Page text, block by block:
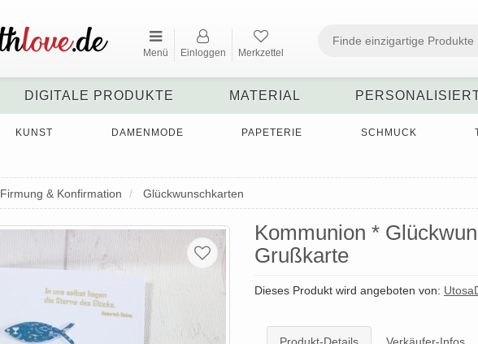
Menü Einloggen Merkzettel
DIGITALE PRODUKTE MATERIAL
KUNST DAMENMODE PAPETERIE SCHMUCK
Firmung & Konfirmation Glückwunschkarten
Kommunion *
Grußkarte
Dieses Produkt wird angeboten von: